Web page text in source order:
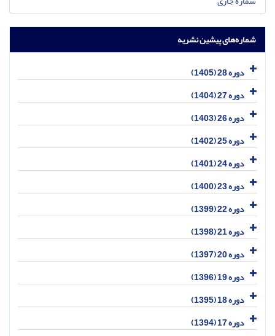
شماره‌های پیشین نشریه
دوره 28 (1405)
دوره 27 (1404)
دوره 26 (1403)
دوره 25 (1402)
دوره 24 (1401)
دوره 23 (1400)
دوره 22 (1399)
دوره 21 (1398)
دوره 20 (1397)
دوره 19 (1396)
دوره 18 (1395)
دوره 17 (1394)